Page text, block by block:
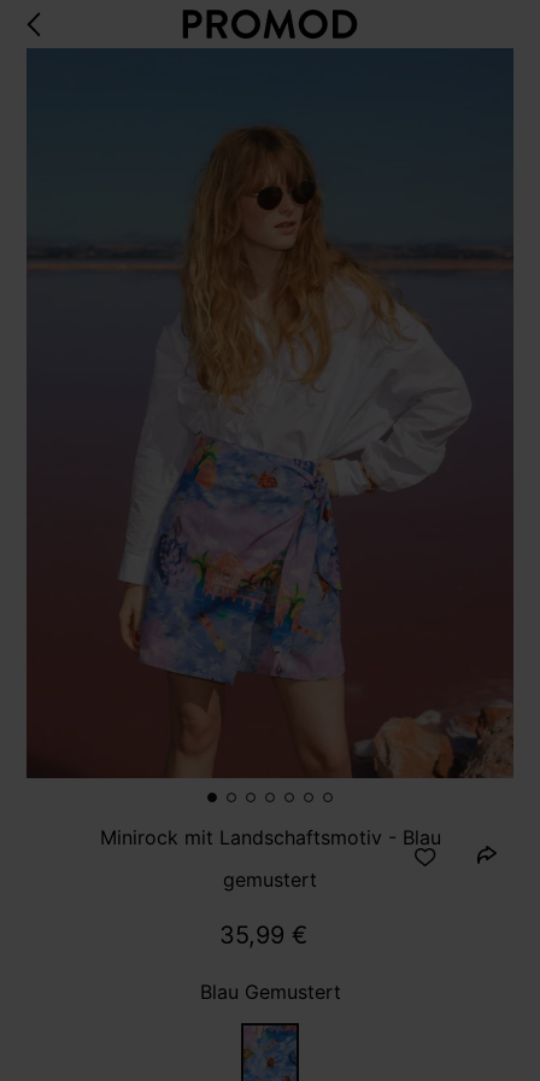
Minirock mit Landschaftsmotiv - Blau
gemustert
35,99 €
Blau Gemustert